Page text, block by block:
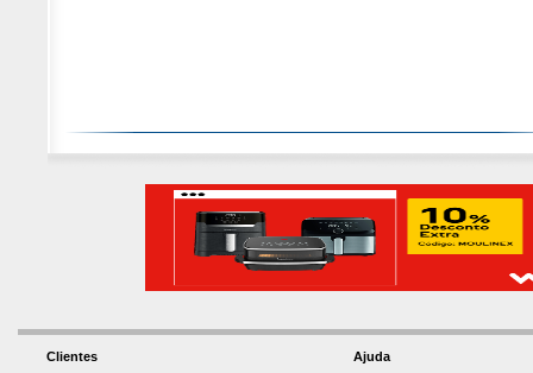
Clientes
Ajuda